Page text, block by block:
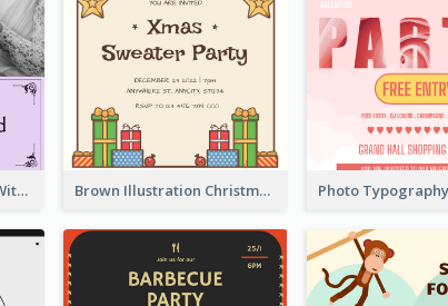
Purple Elegant Border With Photo Wedding Invitation Brown Illustration Christmas Sweater Party Invitation